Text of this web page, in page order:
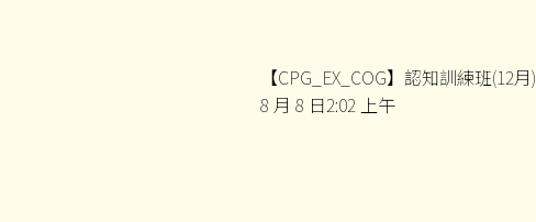
【CPG_EX_COG】認知訓練班(12月)
8 月 8 日2:02 上午